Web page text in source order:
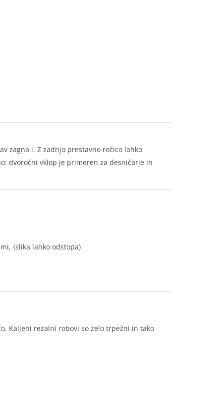
zagna i. Z zadnjo prestavno ročico lahko
dvoročni vklop je primeren za desničarje in
{slika lahko odstopa)
Kaljeni rezalni robovi so zelo trpežni in tako